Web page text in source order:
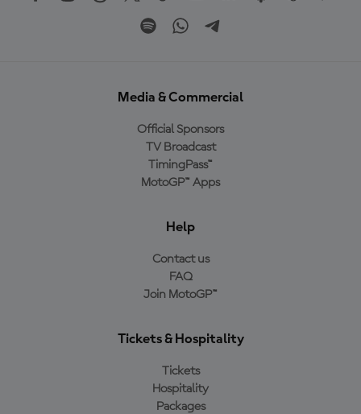
Media & Commercial
Official Sponsors
TV Broadcast
TimingPass™
MotoGP™ Apps
Help
Contact us
FAQ
Join MotoGP™
Tickets & Hospitality
Tickets
Hospitality
Packages